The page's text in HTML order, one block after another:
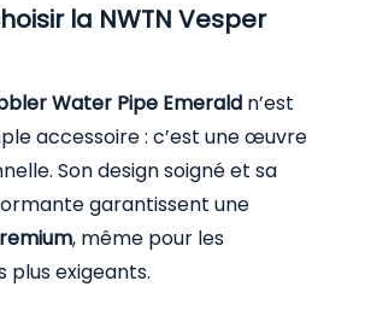
la NWTN Vesper
Water Pipe Emerald n’est
accessoire : c’est une œuvre
Son design soigné et sa
garantissent une
, même pour les
plus exigeants.